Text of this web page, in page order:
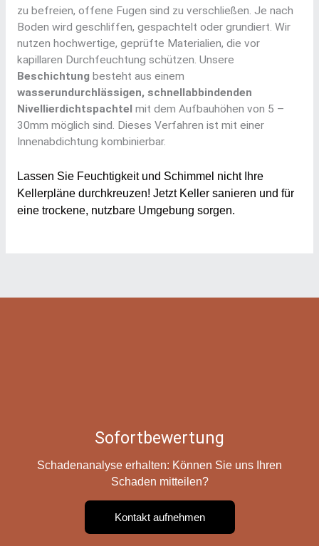
zu befreien, offene Fugen sind zu verschließen. Je nach
Boden wird geschliffen, gespachtelt oder grundiert. Wir
nutzen hochwertige, geprüfte Materialien, die vor
kapillaren Durchfeuchtung schützen. Unsere
Beschichtungbesteht aus einem
wasserundurchlässigen, schnellabbindenden
Nivellierdichtspachtel mit dem Aufbauhöhen von 5 –
30mm möglich sind. Dieses Verfahren ist mit einer
Innenabdichtung kombinierbar.
Lassen Sie Feuchtigkeit und Schimmel nicht Ihre
Kellerpläne durchkreuzen! Jetzt Keller sanieren und für
eine trockene, nutzbare Umgebung sorgen.
Sofortbewertung
Schadenanalyse erhalten: Können Sie uns Ihren
Schaden mitteilen?
Kontakt aufnehmen